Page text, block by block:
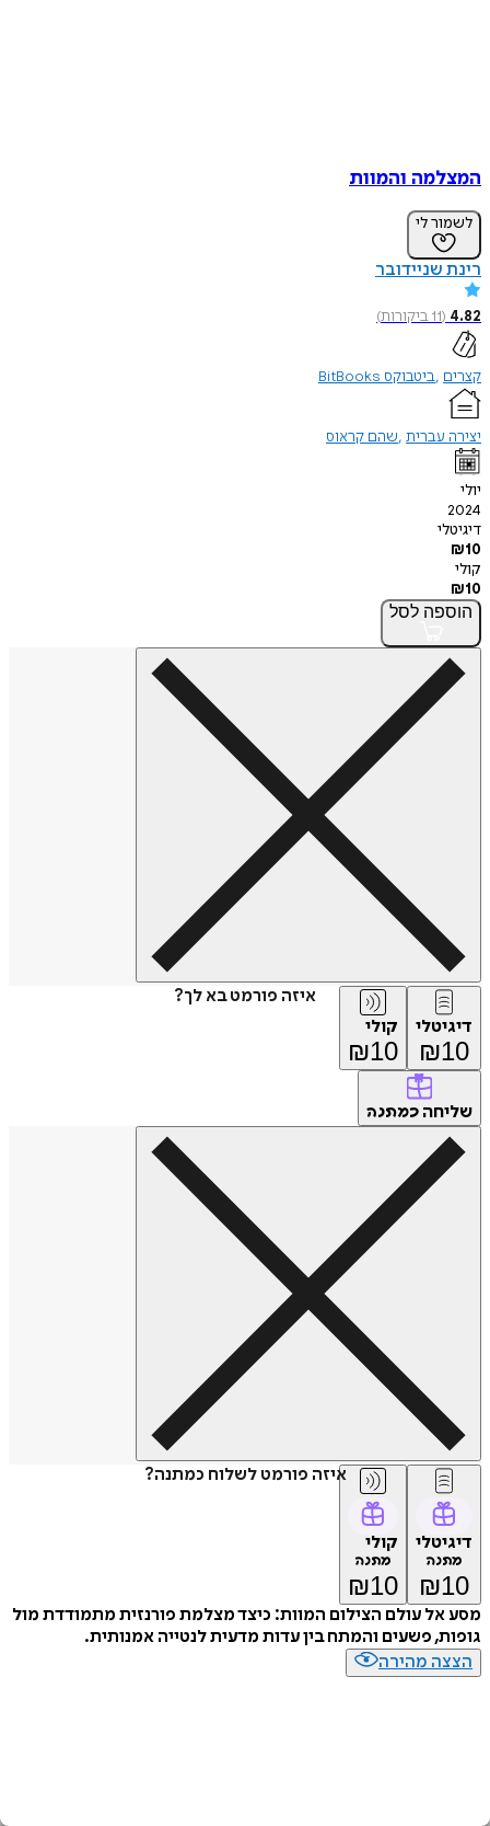
המצלמה והמוות
לשמור לי
רינת שניידובר
4.82
(
11ביקורות)
קצרים ביטבוקס BitBooks
יצירה עברית שהם קראוס
יולי
2024
דיגיטלי
₪10
קולי
₪10
הוספה לסל
איזה פורמט בא לך?
דיגיטלי
₪10
קולי
₪10
שליחה כמתנה
איזה פורמט לשלוח כמתנה?
דיגיטלי
מתנה
₪10
קולי
מתנה
₪10
מסע אל עולם הצילום המוות: כיצד מצלמת פורנזית מתמודדת מול
גופות, פשעים והמתח בין עדות מדעית לנטייה אמנותית.
הצצה מהירה